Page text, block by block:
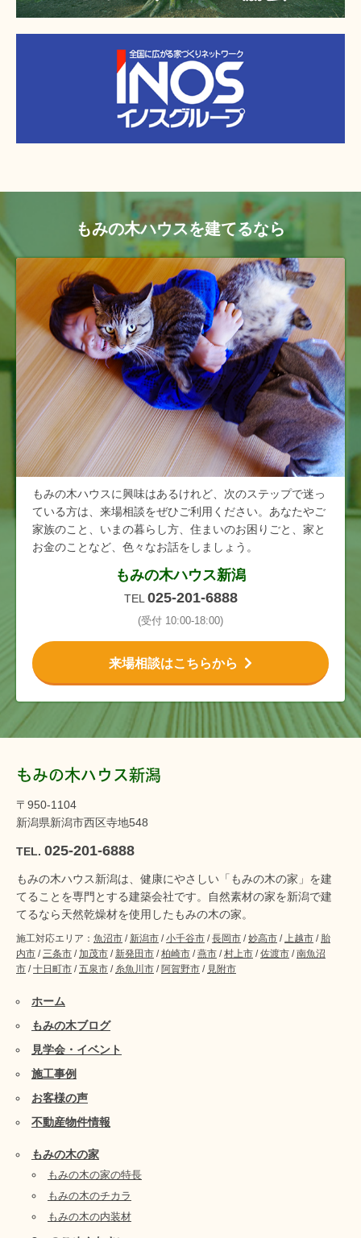
もみの木ハウスを建てるなら
もみの木ハウスに興味はあるけれど、次のステップで迷っ
ている方は、来場相談をぜひご利用ください。あなたやご
家族のこと、いまの暮らし方、住まいのお困りごと、家と
お金のことなど、色々なお話をしましょう。
もみの木ハウス新潟
TEL 025-201-6888
(受付 10:00-18:00)
来場相談はこちらから
もみの木ハウス新潟
〒950-1104
新潟県新潟市西区寺地548
TEL. 025-201-6888
もみの木ハウス新潟は、健康にやさしい「もみの木の家」を建
てることを専門とする建築会社です。自然素材の家を新潟で建
てるなら天然乾燥材を使用したもみの木の家。
施工対応エリア： 魚沼市 / 新潟市 /小千谷市 /長岡市 /妙高市 /上越市 / 胎
内市 /三条市 /加茂市 / 新発田市 /柏崎市 /燕市 /村上市 /佐渡市 /南魚沼
市 /十日町市 /五泉市 / 糸魚川市 / 阿賀野市 / 見附市
ホーム
もみの木ブログ
見学会・イベント
施工事例
お客様の声
不動産物件情報
もみの木の家
もみの木の家の特長
もみの木のチカラ
もみの木の内装材